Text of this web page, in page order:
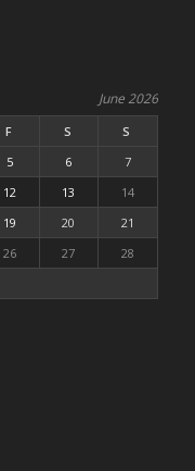
June 2026
F S
S
5 6
7
12 13
14
19 20
21
26 27
28